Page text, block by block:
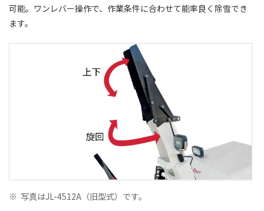
可能。ワンレバー操作で、作業条件に合わせて能率良く除雪でき
ます。
※ 写真はJL-4512A（旧型式）です。